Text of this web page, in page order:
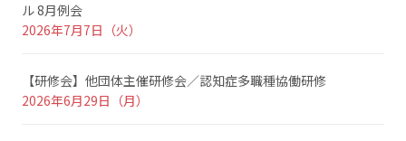
ル 8月例会
2026年7月7日（火）
【研修会】他団体主催研修会／認知症多職種協働研修
2026年6月29日（月）